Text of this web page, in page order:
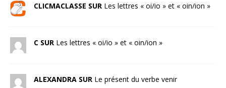
CLICMACLASSE SUR Les lettres « oi/io » et « oin/ion »
C SUR Les lettres « oi/io » et « oin/ion »
ALEXANDRA SUR Le présent du verbe venir